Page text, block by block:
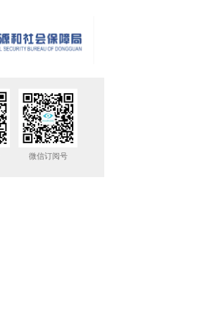
微信订阅号